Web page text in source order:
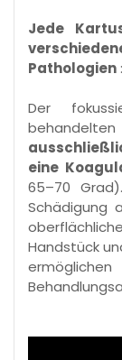
Jede
Pathologien :
Der
eine
65–70
Schädigung
Handstück